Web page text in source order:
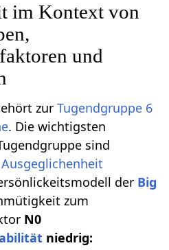
im Kontext von
und
zur Tugendgruppe 6
. Die wichtigsten
sind
Ausgeglichenheit
der Big
zum
N0
niedrig: